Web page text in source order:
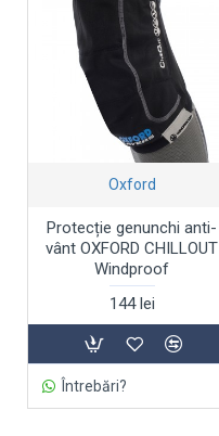
Oxford
Protecție genunchi anti-
vânt OXFORD CHILLOUT
Windproof
144 lei
Întrebări?